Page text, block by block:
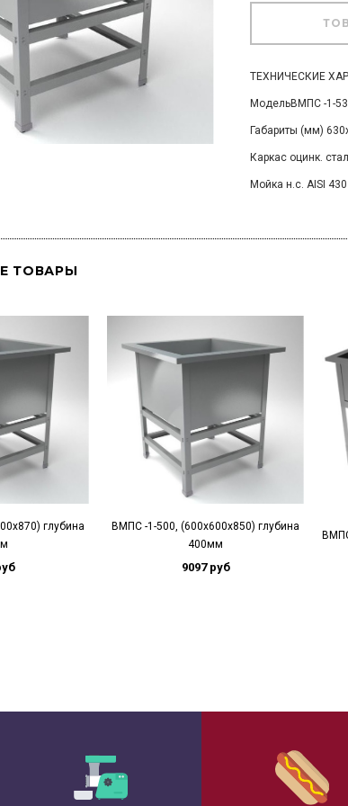
ТЕХНИЧЕСКИЕ
МодельВМПС -1-
Габариты (мм)
Каркас оцинк.
Мойка н.с. AISI 430
ТОВАРЫ
глубина
ВМПС -1-500, (600х600х850) глубина
400мм
9097 руб